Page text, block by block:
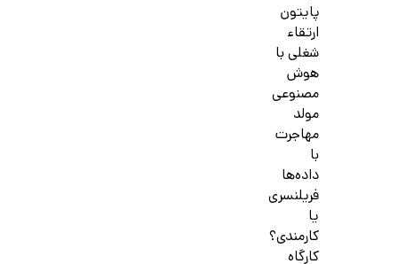
پایتون
ارتقاء
شغلی با
هوش
مصنوعی
مولد
مهاجرت
با
داده‌ها
فریلنسری
یا
کارمندی؟
کارگاه